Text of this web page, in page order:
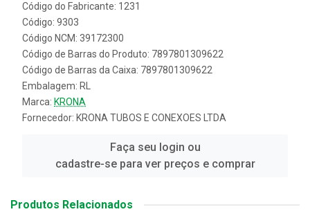
Código do Fabricante: 1231
Código: 9303
Código NCM: 39172300
Código de Barras do Produto: 7897801309622
Código de Barras da Caixa: 7897801309622
Embalagem: RL
Marca: KRONA
Fornecedor: KRONA TUBOS E CONEXOES LTDA
Faça seu login ou
cadastre-se para ver preços e comprar
Produtos Relacionados